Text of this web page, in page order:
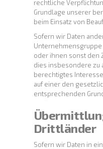
rechtliche
Grundlage unserer
beim Einsatz von
Sofern wir Daten
oder ihnen sonst den
dies insbesondere zu
berechtigtes
auf einer den
entsprechenden
Drittländer
Sofern wir Daten in